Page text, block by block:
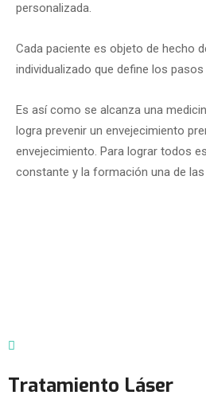
personalizada.
Cada paciente es objeto de hecho
individualizado que define los pasos
Es así como se alcanza una
logra prevenir un envejecimiento
envejecimiento. Para lograr todos
constante y la formación una de
Tratamiento Láser